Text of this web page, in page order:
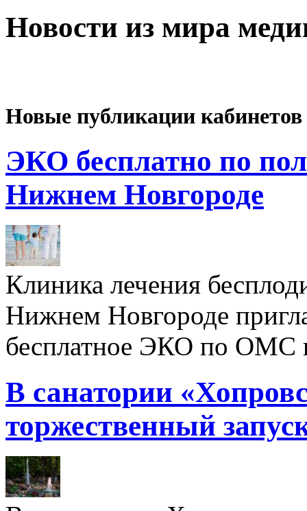
Новости из мира
Новые публикации кабинетов
ЭКО бесплатно по
Нижнем Новгороде
Клиника лечения
Нижнем Новгороде
бесплатное ЭКО по ОМС
В санатории
торжественный